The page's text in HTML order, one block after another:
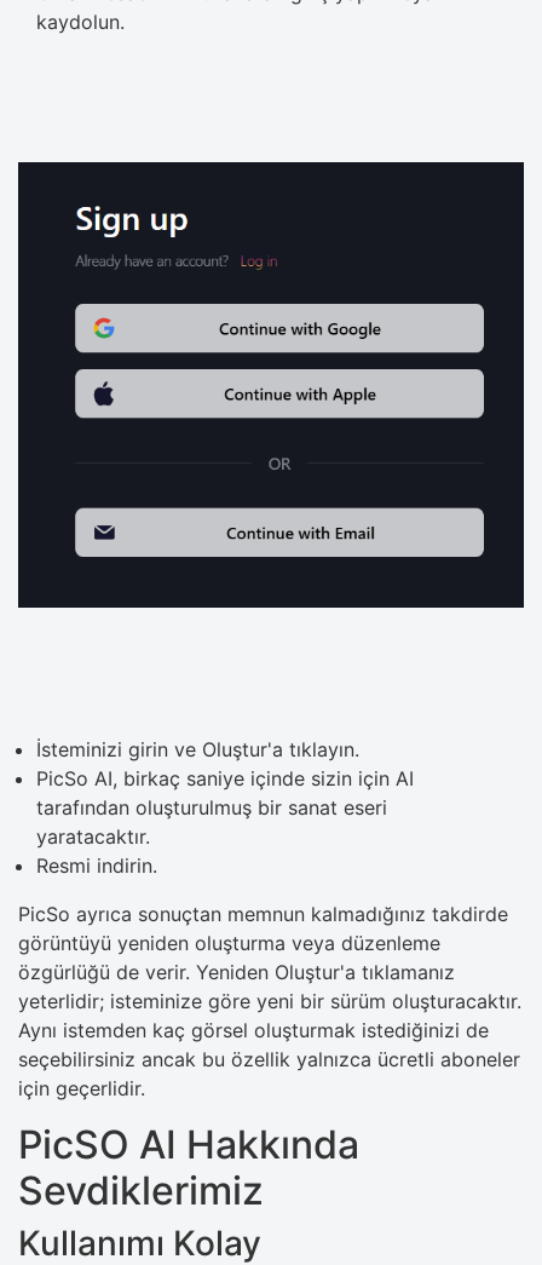
kaydolun.
İsteminizi girin ve Oluştur'a tıklayın.
PicSo AI, birkaç saniye içinde sizin için AI
tarafından oluşturulmuş bir sanat eseri
yaratacaktır.
Resmi indirin.
PicSo ayrıca sonuçtan memnun kalmadığınız takdirde
görüntüyü yeniden oluşturma veya düzenleme
özgürlüğü de verir. Yeniden Oluştur'a tıklamanız
yeterlidir; isteminize göre yeni bir sürüm oluşturacaktır.
Aynı istemden kaç görsel oluşturmak istediğinizi de
seçebilirsiniz ancak bu özellik yalnızca ücretli aboneler
için geçerlidir.
PicSO AI Hakkında
Sevdiklerimiz
Kullanımı Kolay